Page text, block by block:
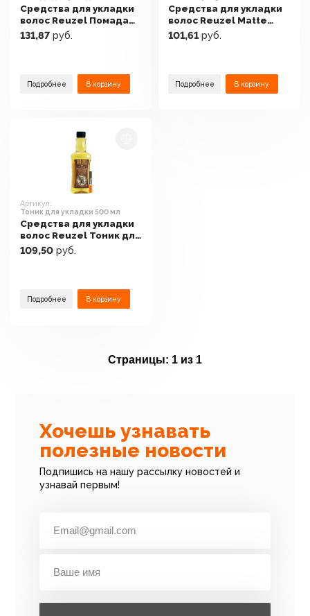
Средства для укладки
волос Reuzel Помада
для укладки 113 г
131,87 руб.
Подробнее В корзину
Средства для укладки
волос Reuzel Matte
Styling Paste (100 мл)
101,61 руб.
Подробнее В корзину
Артикул:
Тоник для укладки 500 мл
Средства для укладки
волос Reuzel Тоник для
укладки 500 мл
109,50 руб.
Подробнее В корзину
Страницы: 1 из 1
Хочешь узнавать
полезные новости
Подпишись на нашу рассылку новостей и
узнавай первым!